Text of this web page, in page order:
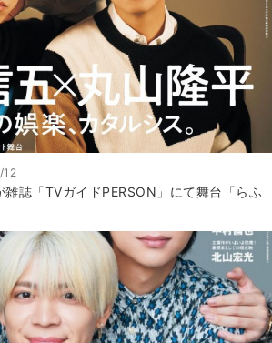
12
誌「TVガイドPERSON」にて舞台「らふ